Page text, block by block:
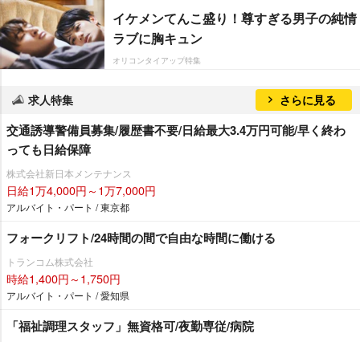
イケメンてんこ盛り！尊すぎる男子の純情
ラブに胸キュン
オリコンタイアップ特集
求人特集 さらに見る
交通誘導警備員募集/履歴書不要/日給最大3.4万円可能/早く終わ
っても日給保障
株式会社新日本メンテナンス
日給1万4,000円～1万7,000円
アルバイト・パート / 東京都
フォークリフト/24時間の間で自由な時間に働ける
トランコム株式会社
時給1,400円～1,750円
アルバイト・パート / 愛知県
「福祉調理スタッフ」無資格可/夜勤専従/病院